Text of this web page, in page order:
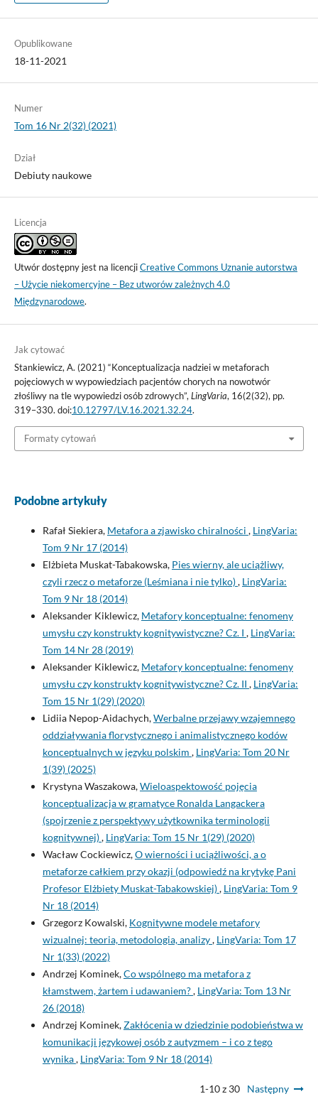
Opublikowane
18-11-2021
Numer
Tom 16 Nr 2(32) (2021)
Dział
Debiuty naukowe
Licencja
Utwór dostępny jest na licencjiCreative Commons Uznanie autorstwa
– Użycie niekomercyjne – Bez utworów zależnych 4.0
Międzynarodowe.
Jak cytować
Stankiewicz, A. (2021) “Konceptualizacja nadziei w metaforach
pojęciowych w wypowiedziach pacjentów chorych na nowotwór
złośliwy na tle wypowiedzi osób zdrowych”, LingVaria, 16(2(32), pp.
319–330. doi:10.12797/LV.16.2021.32.24.
Formaty cytowań
Podobne artykuły
Rafał Siekiera, Metafora a zjawisko chiralności , LingVaria:
Tom 9 Nr 17 (2014)
Elżbieta Muskat-Tabakowska, Pies wierny, ale uciążliwy,
czyli rzecz o metaforze (Leśmiana i nie tylko), LingVaria:
Tom 9 Nr 18 (2014)
Aleksander Kiklewicz, Metafory konceptualne: fenomeny
umysłu czy konstrukty kognitywistyczne? Cz. I , LingVaria:
Tom 14 Nr 28 (2019)
Aleksander Kiklewicz, Metafory konceptualne: fenomeny
umysłu czy konstrukty kognitywistyczne? Cz. II , LingVaria:
Tom 15 Nr 1(29) (2020)
Lidiia Nepop-Aidachych,Werbalne przejawy wzajemnego
oddziaływania florystycznego i animalistycznego kodów
konceptualnych w języku polskim , LingVaria: Tom 20 Nr
1(39) (2025)
Krystyna Waszakowa,Wieloaspektowość pojęcia
konceptualizacja w gramatyce Ronalda Langackera
(spojrzenie z perspektywy użytkownika terminologii
kognitywnej), LingVaria: Tom 15 Nr 1(29) (2020)
Wacław Cockiewicz,O wierności i uciążliwości, a o
metaforze całkiem przy okazji (odpowiedź na krytykę Pani
Profesor Elżbiety Muskat-Tabakowskiej), LingVaria: Tom 9
Nr 18 (2014)
Grzegorz Kowalski, Kognitywne modele metafory
wizualnej: teoria, metodologia, analizy, LingVaria: Tom 17
Nr 1(33) (2022)
Andrzej Kominek,Co wspólnego ma metafora z
kłamstwem, żartem i udawaniem?, LingVaria: Tom 13 Nr
26 (2018)
Andrzej Kominek,Zakłócenia w dziedzinie podobieństwa w
komunikacji językowej osób z autyzmem – i co z tego
wynika, LingVaria: Tom 9 Nr 18 (2014)
1-10 z 30 Następny